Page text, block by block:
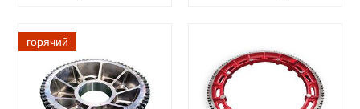
внутренняя зубчатого
венца с обработкой
Азотирование
горячий